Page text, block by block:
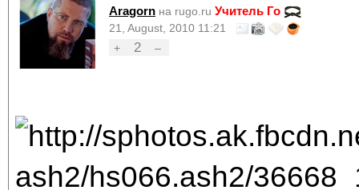
Aragorn на rugo.ru Учитель Го
21, August, 2010 11:21
+
2 –